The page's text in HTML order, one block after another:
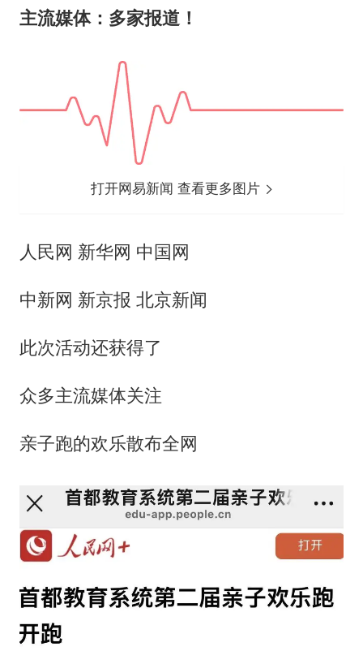
主流媒体：多家报道！
打开网易新闻 查看更多图片
人民网 新华网 中国网
中新网 新京报 北京新闻
此次活动还获得了
众多主流媒体关注
亲子跑的欢乐散布全网